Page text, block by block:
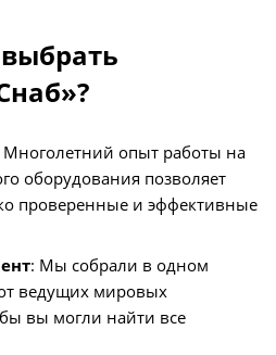
Многолетний опыт работы на
оборудования позволяет
проверенные и эффективные
: Мы собрали в одном
ведущих мировых
вы могли найти все